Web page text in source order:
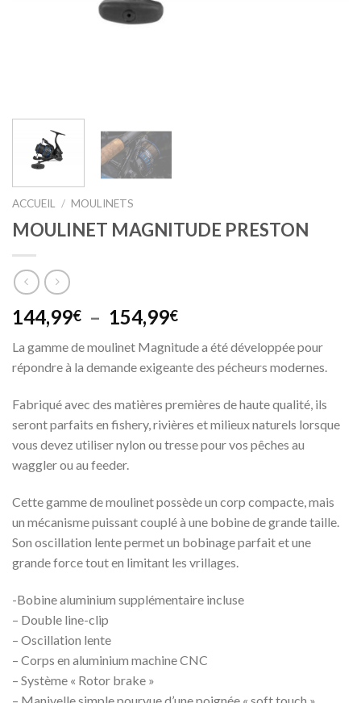
ACCUEIL / MOULINETS
MOULINET MAGNITUDE PRESTON
144,99€ – 154,99€Plage
prix :
144,99€
154,99€
La gamme de moulinet Magnitude a été développée pour
répondre à la demande exigeante des pécheurs modernes.
Fabriqué avec des matières premières de haute qualité, ils
seront parfaits en fishery, rivières et milieux naturels lorsque
vous devez utiliser nylon ou tresse pour vos pêches au
waggler ou au feeder.
Cette gamme de moulinet possède un corp compacte, mais
un mécanisme puissant couplé à une bobine de grande taille.
Son oscillation lente permet un bobinage parfait et une
grande force tout en limitant les vrillages.
-Bobine aluminium supplémentaire incluse
– Double line-clip
– Oscillation lente
– Corps en aluminium machine CNC
– Système « Rotor brake »